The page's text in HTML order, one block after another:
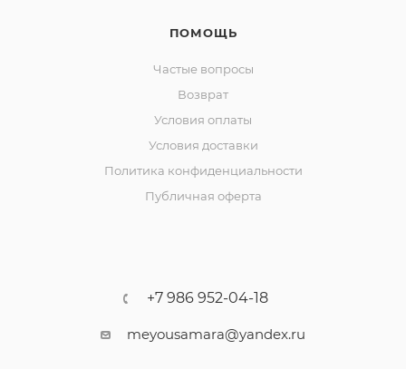
ПОМОЩЬ
Частые вопросы
Возврат
Условия оплаты
Условия доставки
Политика конфиденциальности
Публичная оферта
+7 986 952-04-18
meyousamara@yandex.ru